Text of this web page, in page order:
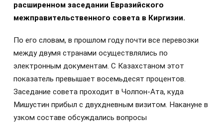
расширенном заседании Евразийского
межправительственного совета в Киргизии.
По его словам, в прошлом году почти все перевозки
между двумя странами осуществлялись по
электронным документам. С Казахстаном этот
показатель превышает восемьдесят процентов.
Заседание совета проходит в Чолпон-Ата, куда
Мишустин прибыл с двухдневным визитом. Накануне в
узком составе обсуждались вопросы